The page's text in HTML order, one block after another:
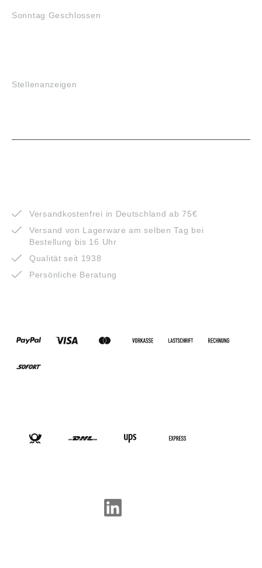
Sonntag Geschlossen
Stellenanzeigen
Versandkostenfrei in Deutschland ab 75€
Versand von Lagerware am selben Tag bei
Bestellung bis 16 Uhr
Qualität seit 1938
Persönliche Beratung